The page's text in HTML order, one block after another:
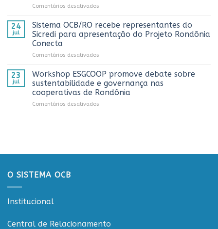
de
comunicação
cooperativista
no
AnuárioCoop
Comentários desativados
OCB/RO
prestigia
comemoração
Caminhoneiro
promovida
pela
Cooperativa
24
jul
Sistema OCB/RO recebe representantes do
Sicredi para apresentação do Projeto Rondônia
Conecta
Comentários desativados
OCB/RO
recebe
representantes
do
Conecta
23
jul
Workshop ESGCOOP promove debate sobre
sustentabilidade e governança nas
cooperativas de Rondônia
Comentários desativados
sustentabilidade
O SISTEMA OCB
Institucional
Central de Relacionamento